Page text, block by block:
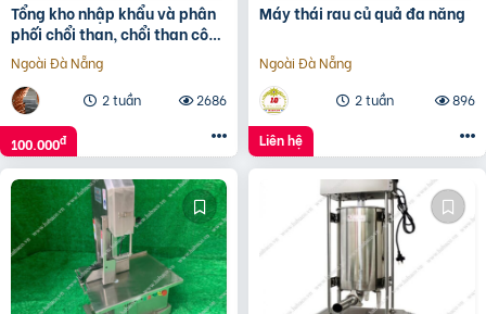
Tổng kho nhập khẩu và phân
phối chổi than, chổi than công
nghiệp
Ngoài Đà Nẵng
2 tuần
2686
100.000đ
Máy thái rau củ quả đa năng
Ngoài Đà Nẵng
2 tuần
896
Liên hệ